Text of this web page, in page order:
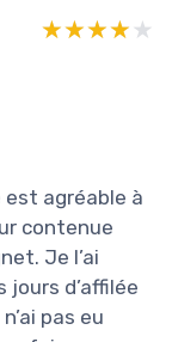
★★★★★
★★★★★
agréable à
contenue
Je l’ai
d’affilée
pas eu